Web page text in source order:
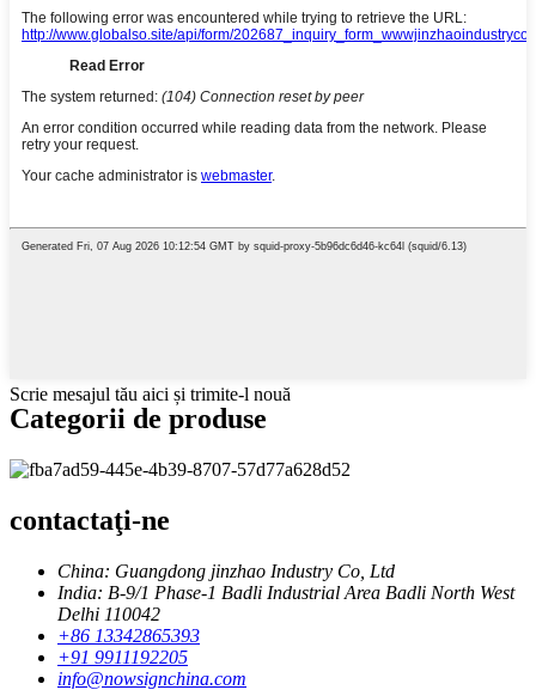
Scrie mesajul tău aici și trimite-l nouă
Categorii de produse
contactaţi-ne
China: Guangdong jinzhao Industry Co, Ltd
India: B-9/1 Phase-1 Badli Industrial Area Badli North West
Delhi 110042
+86 13342865393
+91 9911192205
info@nowsignchina.com